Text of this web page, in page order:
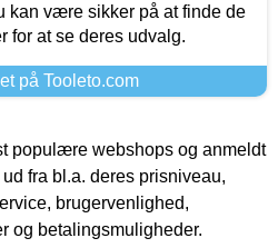
kan være sikker på at finde de
for at se deres udvalg.
på Tooleto.com
populære webshops og anmeldt
fra bl.a. deres prisniveau,
brugervenlighed,
og betalingsmuligheder.